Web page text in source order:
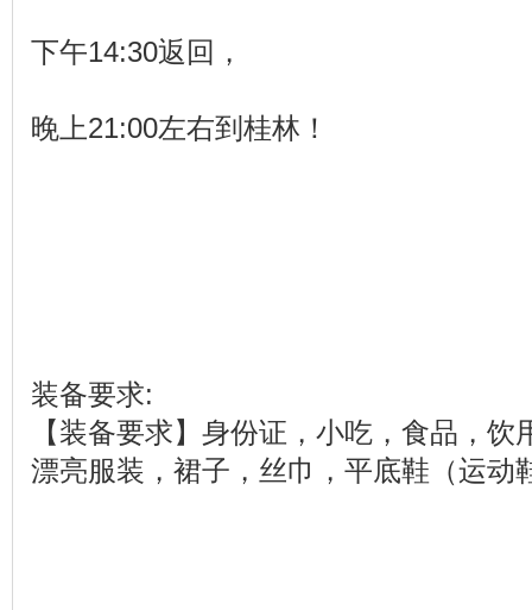
下午14:30返回，
晚上21:00左右到桂林！
装备要求:
【装备要求】身份证，小吃，食品，
漂亮服装，裙子，丝巾，平底鞋（运动